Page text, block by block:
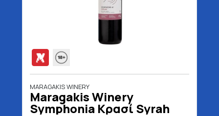
MARAGAKIS WINERY
Maragakis Winery
Symphonia Κρασί Syrah